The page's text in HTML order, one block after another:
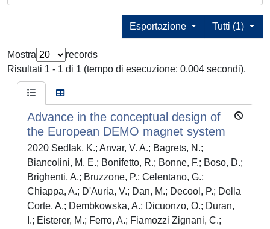
Tutti (1)
Esportazione
Mostra
records
Risultati 1 - 1 di 1 (tempo di esecuzione: 0.004 secondi).
Advance in the conceptual design of
the European DEMO magnet system
2020 Sedlak, K.; Anvar, V. A.; Bagrets, N.;
Biancolini, M. E.; Bonifetto, R.; Bonne, F.; Boso, D.;
Brighenti, A.; Bruzzone, P.; Celentano, G.;
Chiappa, A.; D'Auria, V.; Dan, M.; Decool, P.; Della
Corte, A.; Dembkowska, A.; Dicuonzo, O.; Duran,
I.; Eisterer, M.; Ferro, A.; Fiamozzi Zignani, C.;